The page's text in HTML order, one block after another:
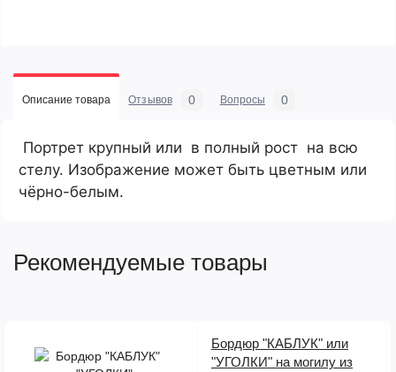
Описание товара Отзывов 0 Вопросы 0
Портрет крупный или в полный рост на всю
стелу. Изображение может быть цветным или
чёрно-белым.
Рекомендуемые товары
Бордюр "КАБЛУК" или
"УГОЛКИ" на могилу из